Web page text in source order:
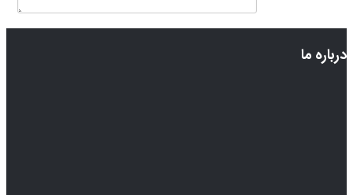
درباره ما